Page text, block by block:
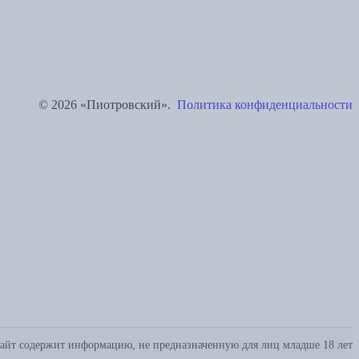
© 2026 «Пиотровский». Политика конфиденциальности
содержит информацию, не предназначенную для лиц младше 18 лет